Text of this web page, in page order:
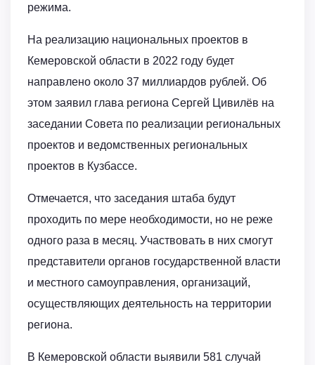
режима.
На реализацию национальных проектов в
Кемеровской области в 2022 году будет
направлено около 37 миллиардов рублей. Об
этом заявил глава региона Сергей Цивилёв на
заседании Совета по реализации региональных
проектов и ведомственных региональных
проектов в Кузбассе.
Отмечается, что заседания штаба будут
проходить по мере необходимости, но не реже
одного раза в месяц. Участвовать в них смогут
представители органов государственной власти
и местного самоуправления, организаций,
осуществляющих деятельность на территории
региона.
В Кемеровской области выявили 581 случай